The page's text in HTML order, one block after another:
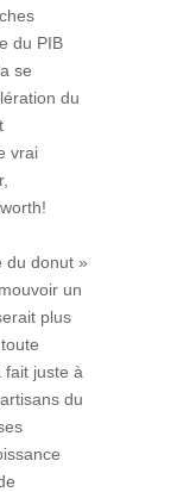
du PIB
se
du
vrai
du donut »
un
plus
fait juste à
du